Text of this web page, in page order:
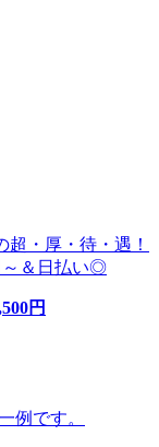
超・厚・待・遇！
～＆日払い◎
円
例です。